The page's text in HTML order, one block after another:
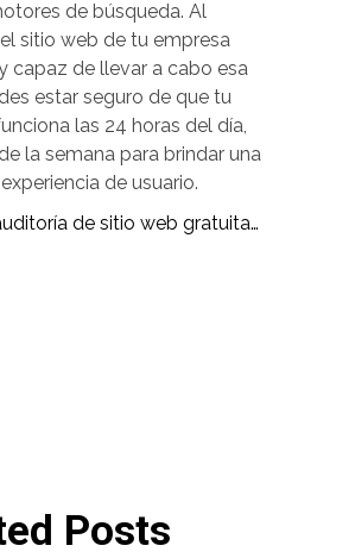
de búsqueda. Al
sitio web de tu empresa
capaz de llevar a cabo esa
estar seguro de que tu
las 24 horas del día,
la semana para brindar una
de usuario.
de sitio web gratuita…
Posts